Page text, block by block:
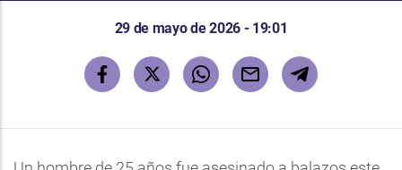
29 de mayo de 2026 - 19:01